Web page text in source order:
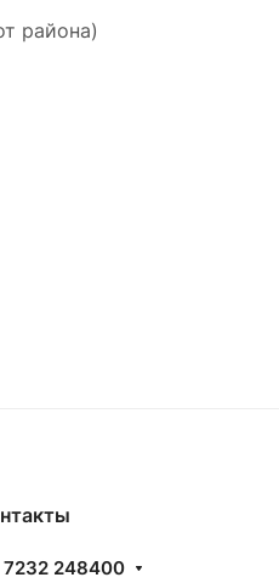
района)
7232 248400